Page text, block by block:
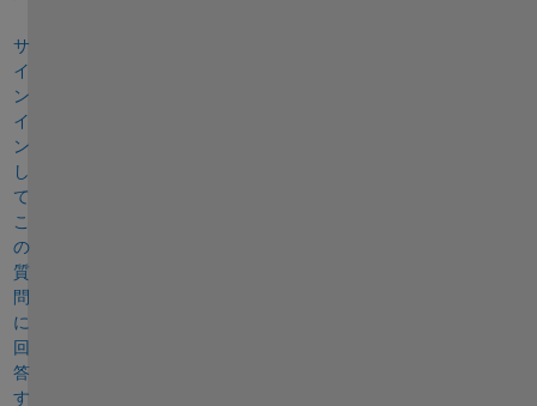
サ
イ
ン
イ
ン
し
て
こ
の
質
問
に
回
答
す